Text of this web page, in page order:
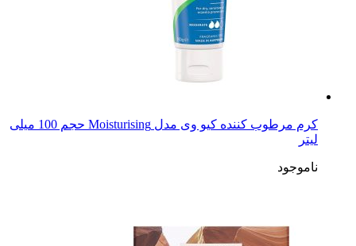
کرم مرطوب کننده کیو وی مدل Moisturising حجم 100 میلی
لیتر
ناموجود